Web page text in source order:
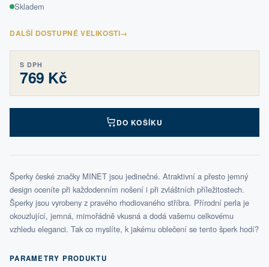
Skladem
DALŠÍ DOSTUPNÉ VELIKOSTI→
S DPH
769 Kč
DO KOŠÍKU
Šperky české značky MINET jsou jedinečné. Atraktivní a přesto jemný
design oceníte při každodenním nošení i při zvláštních příležitostech.
Šperky jsou vyrobeny z pravého rhodiovaného stříbra. Přírodní perla je
okouzlující, jemná, mimořádně vkusná a dodá vašemu celkovému
vzhledu eleganci. Tak co myslíte, k jakému oblečení se tento šperk hodí?
PARAMETRY PRODUKTU